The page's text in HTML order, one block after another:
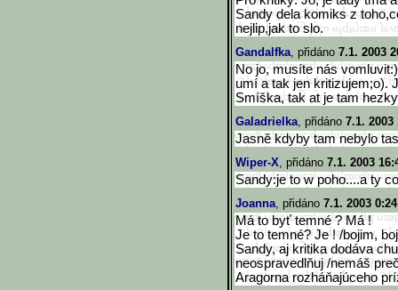
Sandy dela komiks z
nejlip,jak to slo.
Gandalfka, přidáno 7.1. 2003
No jo, musíte nás
umí a tak jen kritizujem;o).
Smíška, tak at je tam
Galadrielka, přidáno 7.1. 2003
Jasně kdyby tam nebylo
Wiper-X, přidáno 7.1. 2003
Sandy:je to w poho....a ty
Joanna, přidáno 7.1. 2003
Má to byť temné ? Má !
Je to temné? Je ! /bojim,
Sandy, aj kritika dodáva
neospravedlňuj /nemáš
Aragorna rozháňajúceho